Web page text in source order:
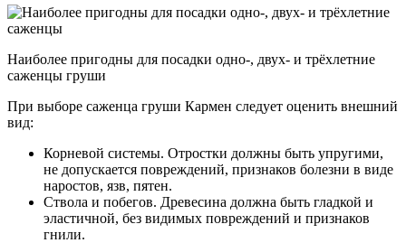
Наиболее пригодны для посадки одно-, двух- и трёхлетние
саженцы груши
При выборе саженца груши Кармен следует оценить внешний
вид:
Корневой системы. Отростки должны быть упругими,
не допускается повреждений, признаков болезни в виде
наростов, язв, пятен.
Ствола и побегов. Древесина должна быть гладкой и
эластичной, без видимых повреждений и признаков
гнили.